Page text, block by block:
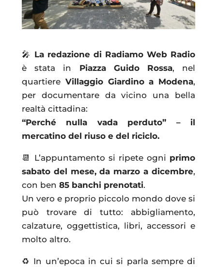
🎤 La redazione di Radiamo Web Radio
è stata in Piazza Guido Rossa, nel
quartiere Villaggio Giardino a Modena,
per documentare da vicino una bella
realtà cittadina:
“Perché nulla vada perduto” – il
mercatino del riuso e del riciclo.
📆 L’appuntamento si ripete ogni primo
sabato del mese, da marzo a dicembre,
con ben 85 banchi prenotati.
Un vero e proprio piccolo mondo dove si
può trovare di tutto: abbigliamento,
calzature, oggettistica, libri, accessori e
molto altro.
♻️ In un’epoca in cui si parla sempre di